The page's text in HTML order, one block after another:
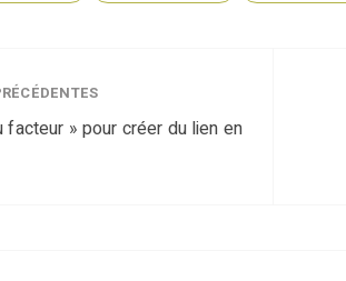
facteur » pour créer du lien en